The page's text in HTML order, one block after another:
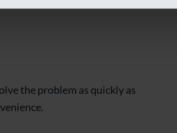
the problem as quickly as